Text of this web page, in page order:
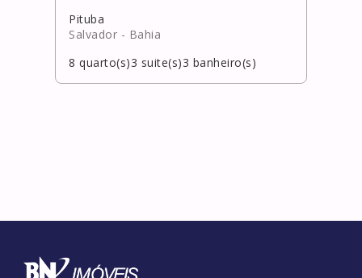
Pituba
Salvador - Bahia
8 quarto(s)3 suite(s)3 banheiro(s)